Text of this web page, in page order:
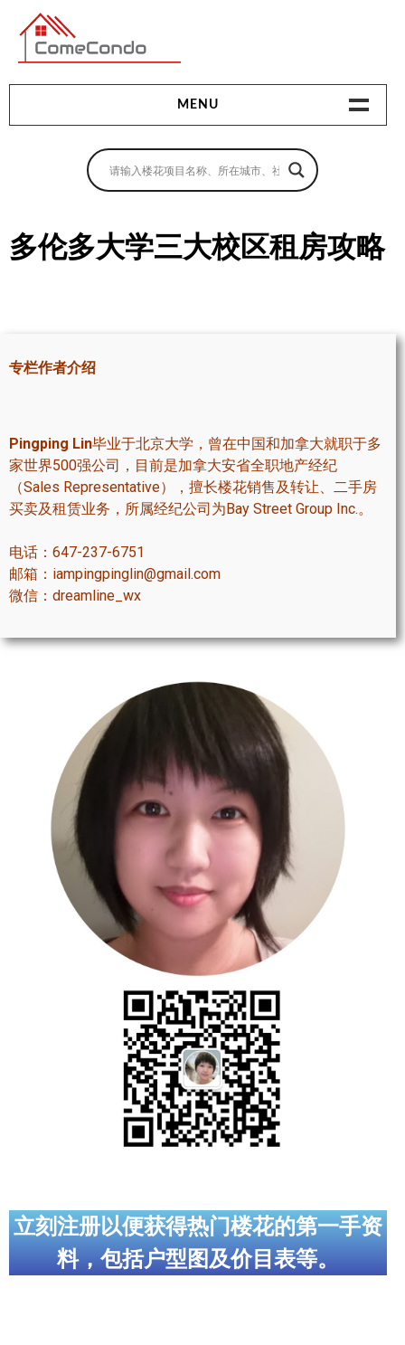
多伦多最新最全的楼花搜索引擎
MENU
地产相关
买房指南
多伦多地产
楼花大全
大多伦多地区楼花开发商名录
楼花地图
楼花转让专区
怡陶碧谷社区介绍
怡陶碧谷楼花项目
北约克楼花项目
世嘉堡楼花项目
密西沙加社区介绍
密西沙加楼花项目
奥克维尔社区介绍
列治文山楼花项目
新居民
留学生指南
实用链接
多伦多大学三大校区租房攻略
专栏作者介绍
Pingping Lin毕业于北京大学，曾在中国和加拿大就职于多
家世界500强公司，目前是加拿大安省全职地产经纪
（Sales Representative），擅长楼花销售及转让、二手房
买卖及租赁业务，所属经纪公司为Bay Street Group Inc.。
电话：647-237-6751
邮箱：iampingpinglin@gmail.com
微信：dreamline_wx
立刻注册以便获得热门楼花的第一手资
料，包括户型图及价目表等。